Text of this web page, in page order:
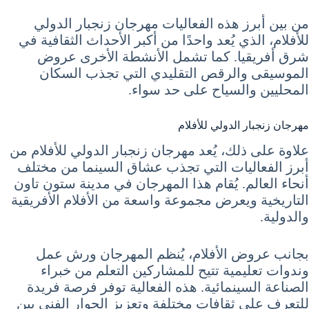
من بين أبرز هذه الفعاليات مهرجان زنجبار الدولي
للأفلام، الذي يُعد واحدًا من أكبر الأحداث الثقافية في
شرق أفريقيا. كما تشمل الأنشطة الأخرى عروض
الموسيقى والرقص التقليدي التي تجذب السكان
المحليين والسياح على حد سواء.
مهرجان زنجبار الدولي للأفلام
علاوة على ذلك، يُعد مهرجان زنجبار الدولي للأفلام من
أبرز الفعاليات التي تجذب عشاق السينما من مختلف
أنحاء العالم. يُقام هذا المهرجان في مدينة ستون تاون
التاريخية ويعرض مجموعة واسعة من الأفلام الأفريقية
والدولية.
بجانب عروض الأفلام، يُنظم المهرجان ورش عمل
وندوات تعليمية تتيح للمشاركين التعلم من خبراء
الصناعة السينمائية. هذه الفعالية توفر فرصة فريدة
للتعرف على ثقافات مختلفة وتعزيز الحوار الفني بين